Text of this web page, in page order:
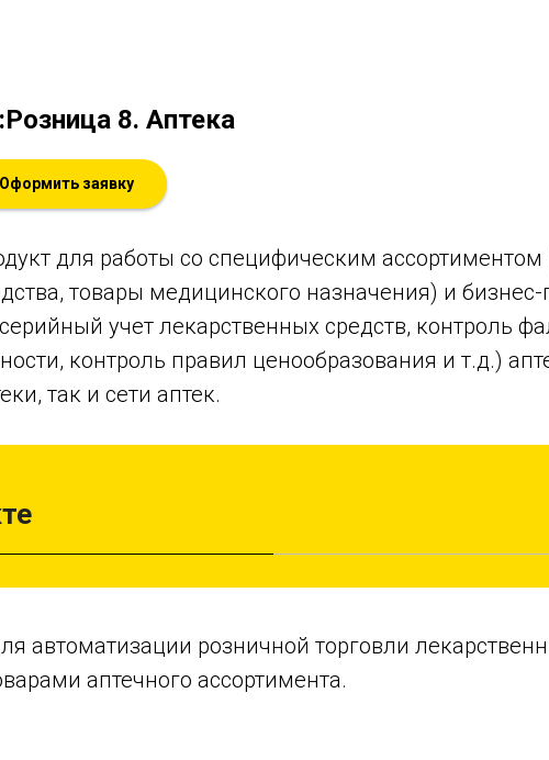
8. Аптека
Оформить заявку
для работы со специфическим
товары медицинского назначения) и
учет лекарственных средств, контроль
контроль правил ценообразования и т.д.)
так и сети аптек.
автоматизации розничной торговли
аптечного ассортимента.